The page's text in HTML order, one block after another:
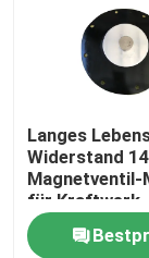
Langes
Widerstand
Magnetventil-
für Kraftwerk-
Entstaubung